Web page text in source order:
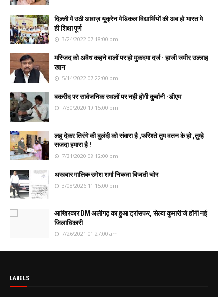
दिल्ली में उठी आवाज़ यूक्रेन मेडिकल विद्यार्थियों की अब हो भारत मे
ही शिक्षा पूर्ण
3/24/2022 07:18:00 pm
मस्जिद को अवैध कहने वालों पर हो मुकदमा दर्ज - हाजी जमीर उल्लाह
खान
5/14/2022 07:22:00 pm
बकरीद पर सार्वजनिक स्थलों पर नही होगी कुर्बानी -डीएम
7/30/2020 10:15:00 pm
लहू देकर तिरंगे की बुलंदी को संवारा है ,फरिश्ते तुम वतन के हो ,तुम्हे
सजदा हमारा है !
7/31/2020 08:12:00 pm
अखबार मालिक उमेश शर्मा निकला बिजली चोर
3/08/2026 11:15:00 pm
आखिरकार DM अलीगढ़ का हुआ ट्रांसफर, सेल्वा कुमारी जे होंगी नई
जिलाधिकारी
7/26/2021 01:27:00 am
LABELS